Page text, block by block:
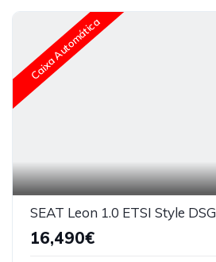
Caixa Automática
SEAT Leon 1.0 ETSI Style DSG
16,490€